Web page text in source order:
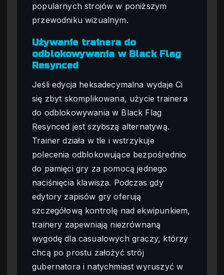
popularnych strojów w poniższym
przewodniku wizualnym.
Używanie trainera do
odblokowywania w Black Flag
Resynced
Jeśli edycja heksadecymalna wydaje Ci
się zbyt skomplikowana, użycie trainera
do odblokowywania w Black Flag
Resynced jest szybszą alternatywą.
Trainer działa w tle i wstrzykuje
polecenia odblokowujące bezpośrednio
do pamięci gry za pomocą jednego
naciśnięcia klawisza. Podczas gdy
edytory zapisów gry oferują
szczegółową kontrolę nad ekwipunkiem,
trainery zapewniają niezrównaną
wygodę dla casualowych graczy, którzy
chcą po prostu założyć strój
gubernatora i natychmiast wyruszyć w